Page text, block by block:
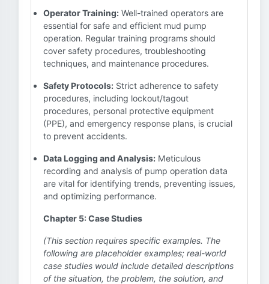
Operator Training: Well-trained operators are
essential for safe and efficient mud pump
operation. Regular training programs should
cover safety procedures, troubleshooting
techniques, and maintenance procedures.
Safety Protocols: Strict adherence to safety
procedures, including lockout/tagout
procedures, personal protective equipment
(PPE), and emergency response plans, is crucial
to prevent accidents.
Data Logging and Analysis: Meticulous
recording and analysis of pump operation data
are vital for identifying trends, preventing issues,
and optimizing performance.
Chapter 5: Case Studies
(This section requires specific examples. The
following are placeholder examples; real-world
case studies would include detailed descriptions
of the situation, the problem, the solution, and